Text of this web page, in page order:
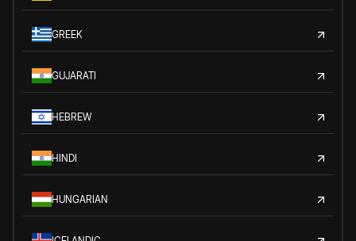
GREEK
GUJARATI
HEBREW
HINDI
HUNGARIAN